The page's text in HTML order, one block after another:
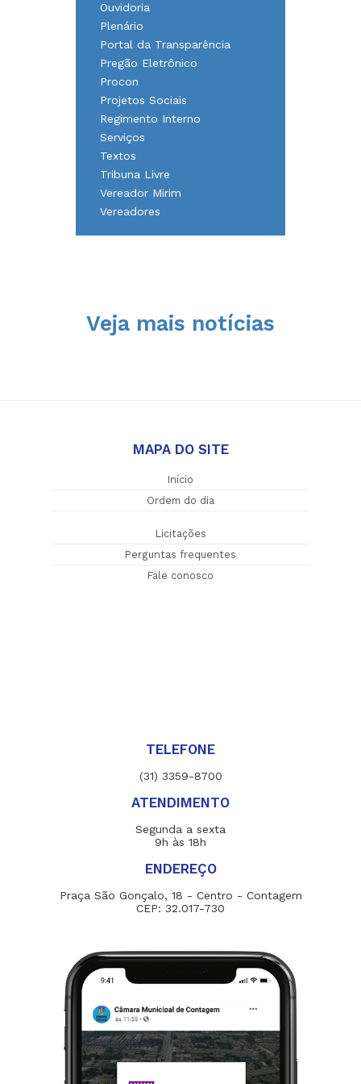
Ouvidoria
Plenário
Portal da Transparência
Pregão Eletrônico
Procon
Projetos Sociais
Regimento Interno
Serviços
Textos
Tribuna Livre
Vereador Mirim
Vereadores
Veja mais notícias
MAPA DO SITE
Início
Ordem do dia
Licitações
Perguntas frequentes
Fale conosco
TELEFONE
(31) 3359-8700
ATENDIMENTO
Segunda a sexta
9h às 18h
ENDEREÇO
Praça São Gonçalo, 18 - Centro - Contagem
CEP: 32.017-730